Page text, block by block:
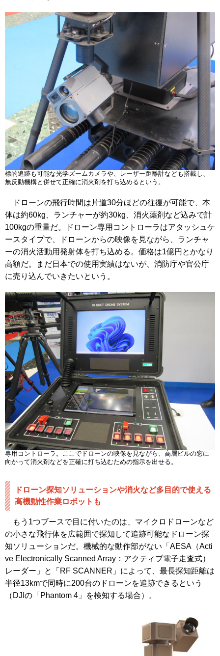
標的追跡も可能な光学ズームカメラや、レーザー距離計なども搭載し、
無反動機構と併せて正確に消火剤を打ち込めるという。
ドローンの飛行時間は片道30分ほどの往復が可能で、本
体は約60kg、ランチャーが約30kg、消火薬剤など込みで計
100kgの重量だ。ドローン専用コントローラはアタッシュケ
ースタイプで、ドローンからの映像を見ながら、ランチャ
ーの消火活動用発射体を打ち込める。価格は1億円とかなり
高額だ。まだ日本での使用実績はないが、消防庁や官公庁
に売り込んでいきたいという。
専用コントローラ。ここでドローンの映像を見ながら、高層ビルの窓に
向かって消火剤などを正確に打ち込むための指示を出せる。
ドローン探知ソリューションや消火など多目的で使える
高機動性作業ロボットも
もう1つブースで目に付いたのは、マイクロドローンなど
の小さな飛行体を広範囲で探知して追跡可能なドローン探
知ソリューションだ。機械的な動作部がない「AESA（Acti
ve Electronically Scanned Array：アクティブ電子走査式）
レーダー」と「RF SCANNER」によって、最長探知距離は
半径13kmで同時に200台のドローンを追跡できるという
（DJIの「Phantom 4」を検知する場合）。